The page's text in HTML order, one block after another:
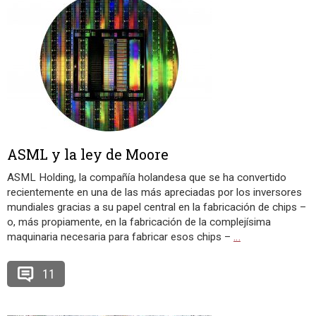
ASML y la ley de Moore
ASML Holding, la compañía holandesa que se ha convertido
recientemente en una de las más apreciadas por los inversores
mundiales gracias a su papel central en la fabricación de chips –
o, más propiamente, en la fabricación de la complejísima
maquinaria necesaria para fabricar esos chips – …
11